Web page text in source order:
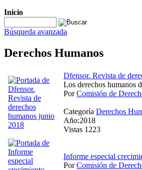
Inicio
Búsqueda avanzada
Derechos Humanos
Dfensor. Revista de
Los derechos humanos
PorComisión de
Categoría Derechos
Año:2018
Vistas 1223
Informe especial
PorComisión de